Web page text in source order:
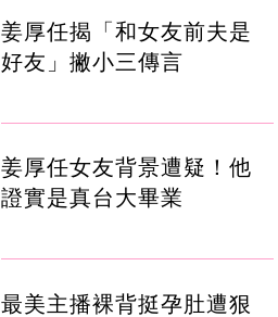
姜厚任揭「和女友前夫是
好友」撇小三傳言
姜厚任女友背景遭疑！他
證實是真台大畢業
最美主播裸背挺孕肚遭狠